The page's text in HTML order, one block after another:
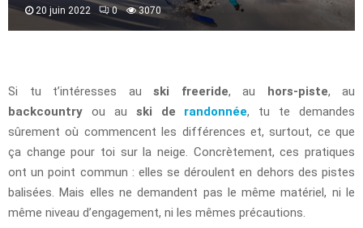
20 juin 2022 0 3070
Si tu t’intéresses au ski freeride, au hors-piste, au
backcountry ou au ski de randonnée, tu te demandes
sûrement où commencent les différences et, surtout, ce que
ça change pour toi sur la neige. Concrètement, ces pratiques
ont un point commun : elles se déroulent en dehors des pistes
balisées. Mais elles ne demandent pas le même matériel, ni le
même niveau d’engagement, ni les mêmes précautions.